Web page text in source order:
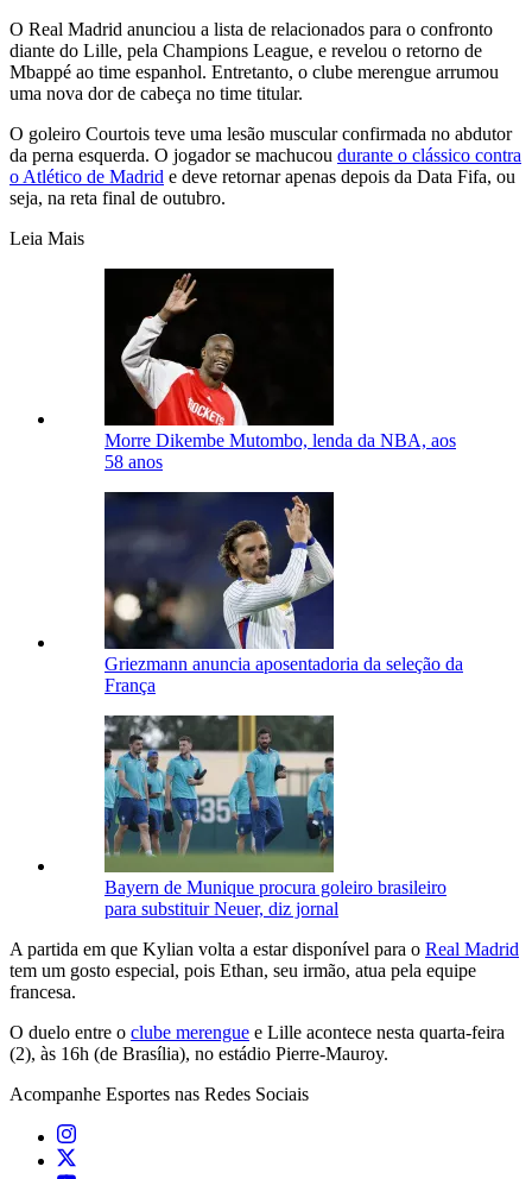
O Real Madrid anunciou a lista de relacionados para o confronto
diante do Lille, pela Champions League, e revelou o retorno de
Mbappé ao time espanhol. Entretanto, o clube merengue arrumou
uma nova dor de cabeça no time titular.
O goleiro Courtois teve uma lesão muscular confirmada no abdutor
da perna esquerda. O jogador se machucou durante o clássico contra
o Atlético de Madrid e deve retornar apenas depois da Data Fifa, ou
seja, na reta final de outubro.
Leia Mais
Morre Dikembe Mutombo, lenda da NBA, aos
58 anos
Griezmann anuncia aposentadoria da seleção da
França
Bayern de Munique procura goleiro brasileiro
para substituir Neuer, diz jornal
A partida em que Kylian volta a estar disponível para o Real Madrid
tem um gosto especial, pois Ethan, seu irmão, atua pela equipe
francesa.
O duelo entre o clube merengue e Lille acontece nesta quarta-feira
(2), às 16h (de Brasília), no estádio Pierre-Mauroy.
Acompanhe Esportes nas Redes Sociais